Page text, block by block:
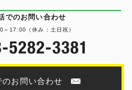
でのお問い合わせ
～17:00（休み：土日祝）
のお問い合わせ